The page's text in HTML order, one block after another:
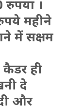
रुपया ।
महीने
में सक्षम
ही
दे
और